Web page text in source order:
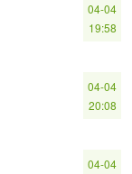
04-04
19:58
04-04
20:08
04-04